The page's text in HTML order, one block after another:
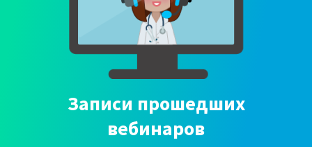
Записи прошедших
вебинаров